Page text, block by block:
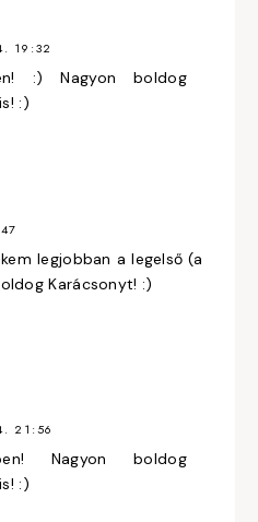
19:32
:) Nagyon boldog
:)
legjobban a legelső (a
Karácsonyt! :)
21:56
Nagyon boldog
:)